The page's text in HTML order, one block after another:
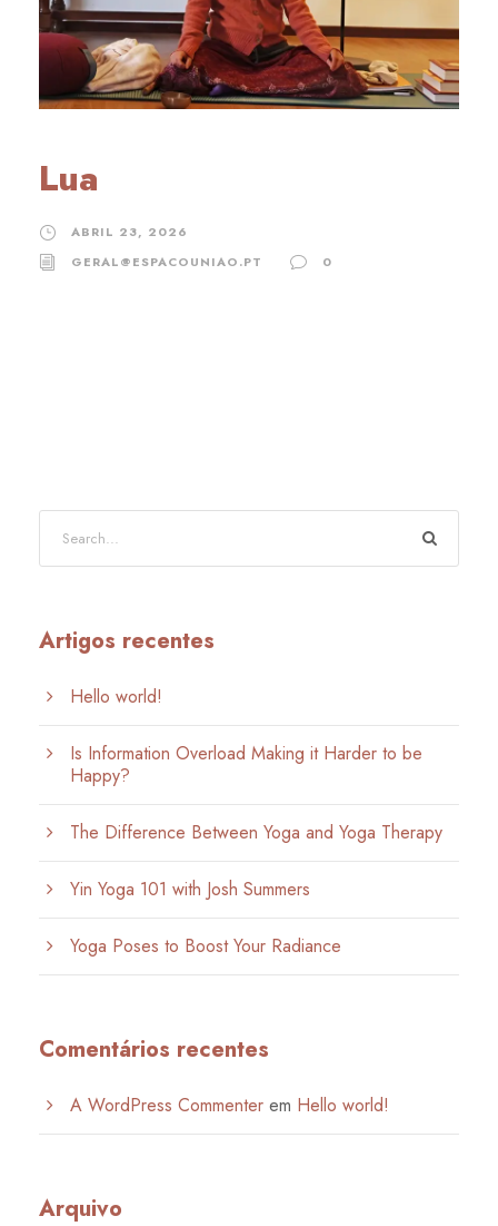
Lua
ABRIL 23, 2026
GERAL@ESPACOUNIAO.PT
0
Artigos recentes
Hello world!
Is Information Overload Making it Harder to be
Happy?
The Difference Between Yoga and Yoga Therapy
Yin Yoga 101 with Josh Summers
Yoga Poses to Boost Your Radiance
Comentários recentes
A WordPress Commenter em Hello world!
Arquivo